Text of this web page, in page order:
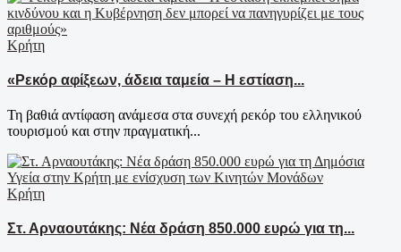
Κρήτη
«Ρεκόρ αφίξεων, άδεια ταμεία – Η εστίαση...
Τη βαθιά αντίφαση ανάμεσα στα συνεχή ρεκόρ του ελληνικού
τουρισμού και στην πραγματική...
Κρήτη
Στ. Αρναουτάκης: Νέα δράση 850.000 ευρώ για τη...